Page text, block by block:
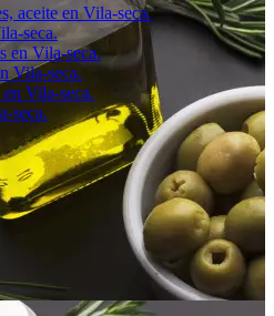
aceite en Vila-seca.
seca.
en Vila-seca.
Vila-seca.
Vila-seca.
seca.